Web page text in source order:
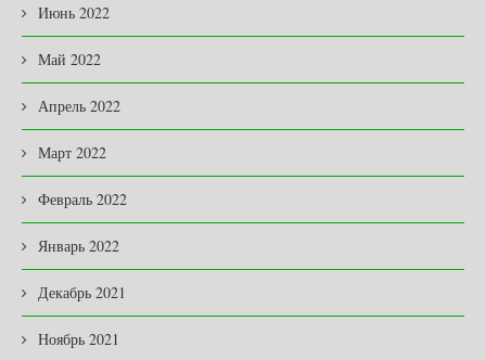
Июнь 2022
Май 2022
Апрель 2022
Март 2022
Февраль 2022
Январь 2022
Декабрь 2021
Ноябрь 2021